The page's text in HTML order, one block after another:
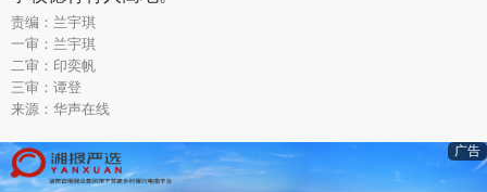
责编：兰宇琪
一审：兰宇琪
二审：印奕帆
三审：谭登
来源：华声在线
广告